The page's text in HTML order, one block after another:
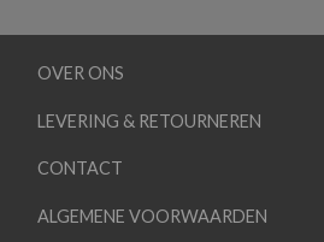
OVER ONS
LEVERING & RETOURNEREN
CONTACT
ALGEMENE VOORWAARDEN